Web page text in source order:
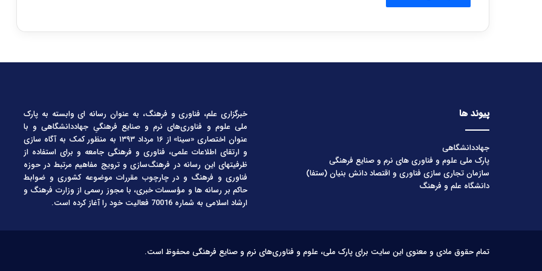
پیوند ها
جهاددانشگاهی
پارک ملی علوم و فناوری های نرم و صنایع فرهنگی
سازمان تجاری سازی فناوری و اقتصاد دانش بنیان (ستفا)
دانشگاه علم و فرهنگ
خبرگزاری علم، فناوری و فرهنگ، به عنوان رسانه ای وابسته به پارک
ملی علوم و فناوری‌های نرم و صنایع فرهنگیِ جهاددانشگاهی و با
عنوان اختصاری «سینا» از ۱۶ مرداد ۱۳۹۳ به منظور کمک به آگاه سازی
و ارتقای اطلاعات علمی، فناوری و فرهنگی جامعه و برای استفاده از
ظرفیتهای این رسانه در فرهنگ‌سازی و ترویج مفاهیم مرتبط در حوزه
فناوری و فرهنگ و در چارچوب مقررات موضوعه کشوری و ضوابط
حاکم بر رسانه ها و مؤسسات خبری، با مجوز رسمی از وزارت فرهنگ و
ارشاد اسلامی به شماره 70016 فعالیت خود را آغاز کرده است.
تمام حقوق مادی و معنوی این سایت برای پارک ملی، علوم و فناوری‌های نرم و صنایع فرهنگی محفوظ است.